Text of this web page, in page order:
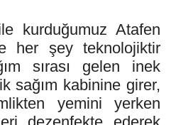
kurduğumuz Atafen
her şey teknolojiktir
sırası gelen inek
sağım kabinine girer,
yemini yerken